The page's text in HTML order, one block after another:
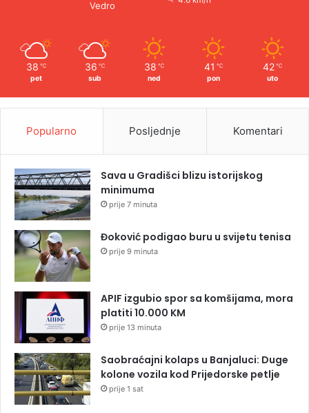
Vedro
38 ℃
pet
36 ℃
sub
38 ℃
ned
41 ℃
pon
42 ℃
uto
Popularno Posljednje Komentari
Sava u Gradišci blizu istorijskog
minimuma
prije 7 minuta
Đoković podigao buru u svijetu tenisa
prije 9 minuta
APIF izgubio spor sa komšijama, mora
platiti 10.000 KM
prije 13 minuta
Saobraćajni kolaps u Banjaluci: Duge
kolone vozila kod Prijedorske petlje
prije 1 sat